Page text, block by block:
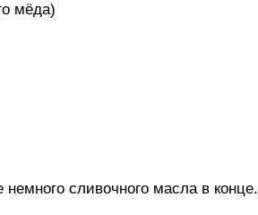
мёда)
сливочного масла в конце.